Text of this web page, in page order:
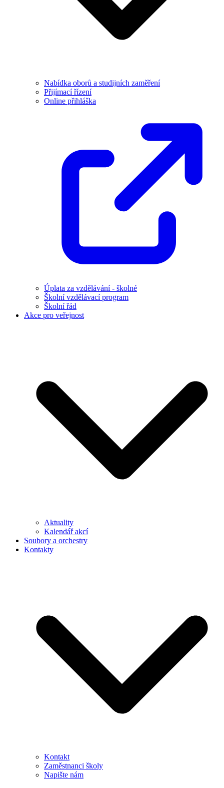
Nabídka oborů a studijních zaměření
Přijímací řízení
Online přihláška
Úplata za vzdělávání - školné
Školní vzdělávací program
Školní řád
Akce pro veřejnost
Aktuality
Kalendář akcí
Soubory a orchestry
Kontakty
Kontakt
Zaměstnanci školy
Napište nám